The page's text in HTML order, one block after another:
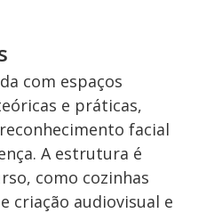
com espaços
e práticas,
facial
A estrutura é
como cozinhas
criação audiovisual e